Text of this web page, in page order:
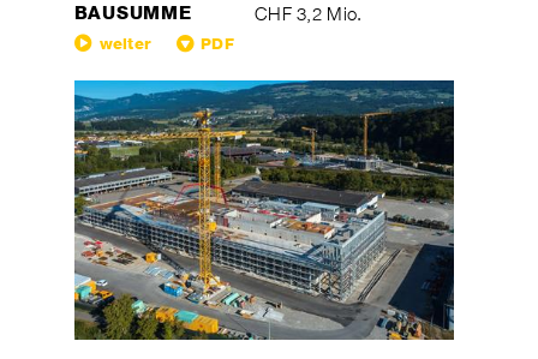
BAUSUMME CHF 3,2 Mio.
weiter PDF